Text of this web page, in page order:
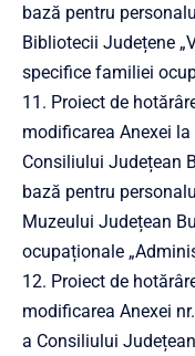
bază pentru
Bibliotecii Județene
specifice familiei
11. Proiect de
modificarea Anexei
Consiliului Județean
bază pentru
Muzeului Județean
ocupaționale
12. Proiect de
modificarea Anexei
a Consiliului